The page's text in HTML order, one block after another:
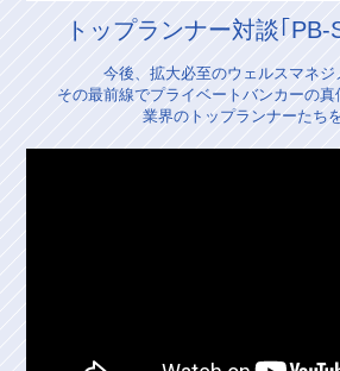
トップランナー対談｢PB-
今後、拡大必至のウェルスマネジ
その最前線でプライベートバンカーの
業界のトップランナーたち